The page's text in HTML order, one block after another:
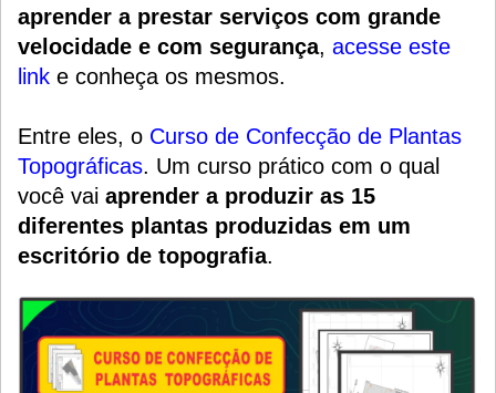
aprender a prestar serviços com grande
velocidade e com segurança, acesse este
link e conheça os mesmos.
Entre eles, o Curso de Confecção de Plantas
Topográficas. Um curso prático com o qual
você vai aprender a produzir as 15
diferentes plantas produzidas em um
escritório de topografia.